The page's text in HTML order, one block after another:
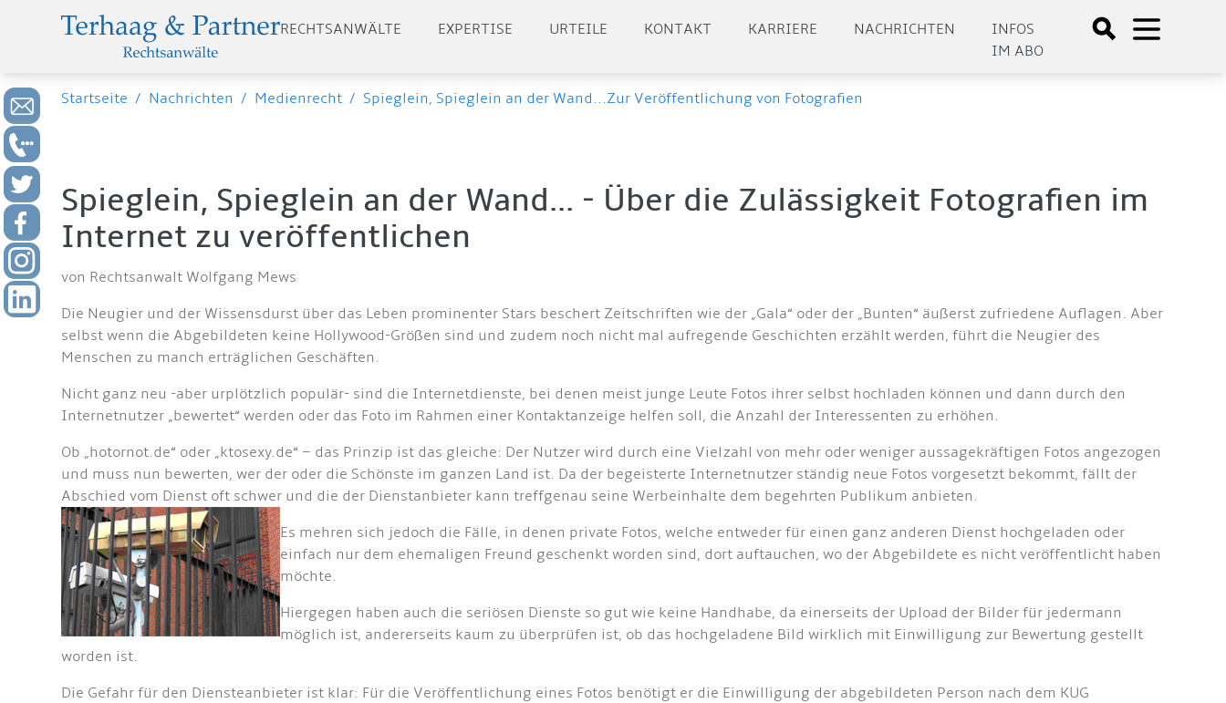
RECHTSANWÄLTE EXPERTISE URTEILE KONTAKT KARRIERE NACHRICHTEN
INFOS
IM ABO
Startseite / Nachrichten / Medienrecht / Spieglein, Spieglein an der Wand...Zur Veröffentlichung von Fotografien
Spieglein, Spieglein an der Wand... - Über die Zulässigkeit Fotografien im
Internet zu veröffentlichen
von Rechtsanwalt Wolfgang Mews
Die Neugier und der Wissensdurst über das Leben prominenter Stars beschert Zeitschriften wie der „Gala“ oder der „Bunten“ äußerst zufriedene Auflagen. Aber
selbst wenn die Abgebildeten keine Hollywood-Größen sind und zudem noch nicht mal aufregende Geschichten erzählt werden, führt die Neugier des
Menschen zu manch erträglichen Geschäften.
Nicht ganz neu -aber urplötzlich populär- sind die Internetdienste, bei denen meist junge Leute Fotos ihrer selbst hochladen können und dann durch den
Internetnutzer „bewertet“ werden oder das Foto im Rahmen einer Kontaktanzeige helfen soll, die Anzahl der Interessenten zu erhöhen.
Ob „hotornot.de“ oder „ktosexy.de“ – das Prinzip ist das gleiche: Der Nutzer wird durch eine Vielzahl von mehr oder weniger aussagekräftigen Fotos angezogen
und muss nun bewerten, wer der oder die Schönste im ganzen Land ist. Da der begeisterte Internetnutzer ständig neue Fotos vorgesetzt bekommt, fällt der
Abschied vom Dienst oft schwer und die der Dienstanbieter kann treffgenau seine Werbeinhalte dem begehrten Publikum anbieten.
Es mehren sich jedoch die Fälle, in denen private Fotos, welche entweder für einen ganz anderen Dienst hochgeladen oder
einfach nur dem ehemaligen Freund geschenkt worden sind, dort auftauchen, wo der Abgebildete es nicht veröffentlicht haben
möchte.
Hiergegen haben auch die seriösen Dienste so gut wie keine Handhabe, da einerseits der Upload der Bilder für jedermann
möglich ist, andererseits kaum zu überprüfen ist, ob das hochgeladene Bild wirklich mit Einwilligung zur Bewertung gestellt
worden ist.
Die Gefahr für den Diensteanbieter ist klar: Für die Veröffentlichung eines Fotos benötigt er die Einwilligung der abgebildeten Person nach dem KUG